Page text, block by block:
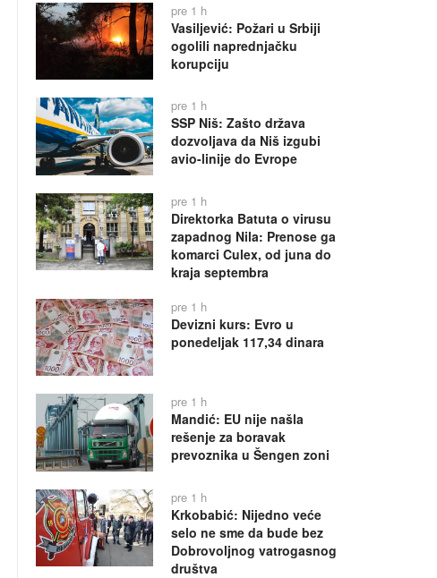
pre 1 h
Vasiljević: Požari u Srbiji
ogolili naprednjačku
korupciju
pre 1 h
SSP Niš: Zašto država
dozvoljava da Niš izgubi
avio-linije do Evrope
pre 1 h
Direktorka Batuta o virusu
zapadnog Nila: Prenose ga
komarci Culex, od juna do
kraja septembra
pre 1 h
Devizni kurs: Evro u
ponedeljak 117,34 dinara
pre 1 h
Mandić: EU nije našla
rešenje za boravak
prevoznika u Šengen zoni
pre 1 h
Krkobabić: Nijedno veće
selo ne sme da bude bez
Dobrovoljnog vatrogasnog
društva